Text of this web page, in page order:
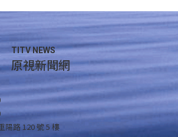
TITV NEWS
原視新聞網
陽路 120 號 5 樓